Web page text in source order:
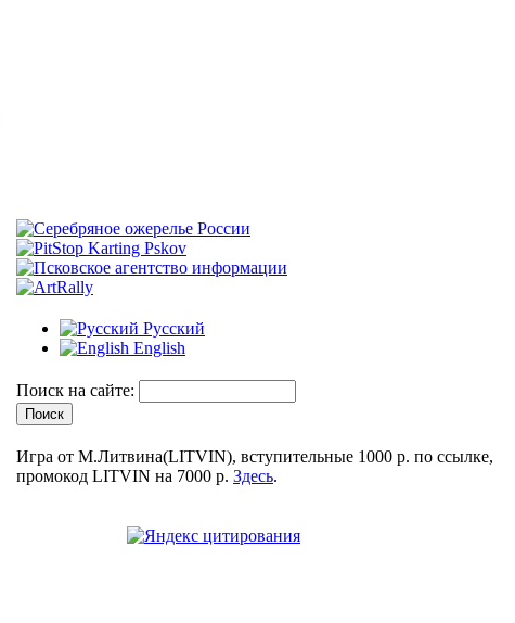
Русский
English
Поиск на сайте:
Игра от М.Литвина(LITVIN), вступительные 1000 р. по ссылке,
промокод LITVIN на 7000 р. Здесь.